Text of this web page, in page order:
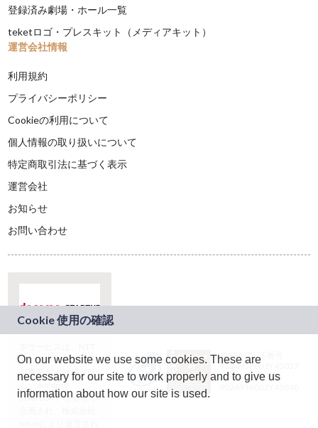
登録済み劇場・ホール一覧
teketロゴ・プレスキット（メディアキット）
運営会社情報
利用規約
プライバシーポリシー
Cookieの利用について
個人情報の取り扱いについて
特定商取引法に基づく表示
運営会社
お知らせ
お問い合わせ
ドコモグループの新
規事業創出プログラ
ム「docomo
STARTUP」を通じて
JASRAC許諾番号：
9024936001Y45037
JASRAC許諾番号：
On our website we use some cookies. These are
necessary for our site to work properly and to give us
information about how our site is used.